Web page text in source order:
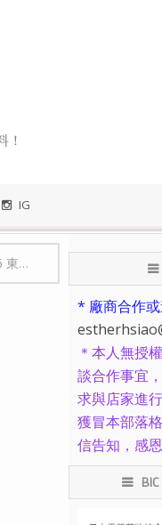
！
IG
旦賺錢又賺做、傻子精神歐包買氣旺
* 廠商合作
＊本人無授
談合作事宜
求與店家進
獲冒本部落
信告知，感